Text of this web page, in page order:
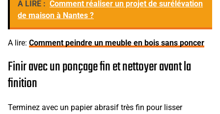
A LIRE : Comment réaliser un projet de surélévation
de maison à Nantes ?
A lire: Comment peindre un meuble en bois sans poncer
Finir avec un ponçage fin et nettoyer avant la
finition
Terminez avec un papier abrasif très fin pour lisser